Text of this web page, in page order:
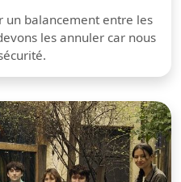
un balancement entre les
les annuler car nous